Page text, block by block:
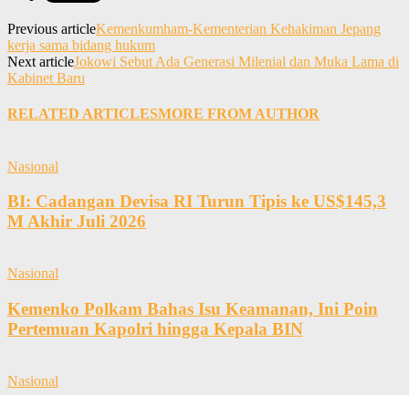
Previous articleKemenkumham-Kementerian Kehakiman Jepang
kerja sama bidang hukum
Next articleJokowi Sebut Ada Generasi Milenial dan Muka Lama di
Kabinet Baru
RELATED ARTICLESMORE FROM AUTHOR
Nasional
BI: Cadangan Devisa RI Turun Tipis ke US$145,3
M Akhir Juli 2026
Nasional
Kemenko Polkam Bahas Isu Keamanan, Ini Poin
Pertemuan Kapolri hingga Kepala BIN
Nasional